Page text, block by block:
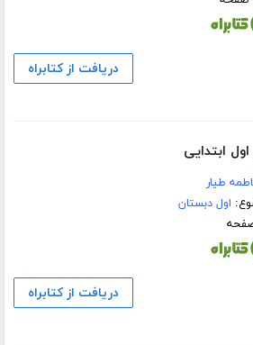
دریافت از کتابراه
ابتدایی
طیار
اول دبستان
دریافت از کتابراه